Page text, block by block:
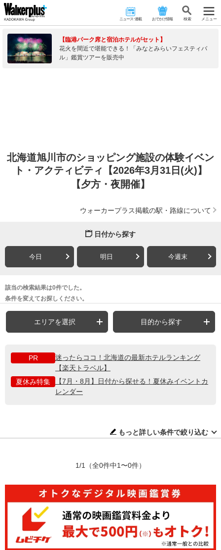
ニュース･連載 おでかけ情報 検 索 メニュー
【臨港パーク席と宿泊ホテルがセット】
花火を間近で堪能できる！「みなとみらいフェスティバ
ル」鑑賞ツアーを販売中
北海道旭川市のショッピング施設の体験イベン
ト・アクティビティ【2026年3月31日(火)】
【夕方・夜開催】
ウォーカープラス掲載の駅・路線について
日付から探す
今日 明日 今週末
該当の検索結果は0件でした。
条件を変えてお探しください。
エリアを選択 目的から探す
PR
迷ったらココ！北海道の最新ホテルランキング
【楽天トラベル】
夏休み特集
【7月・8月】日付から探せる！夏休みイベントカ
レンダー
もっと詳しい条件で絞り込む
1/1 （全0件中1〜0件）